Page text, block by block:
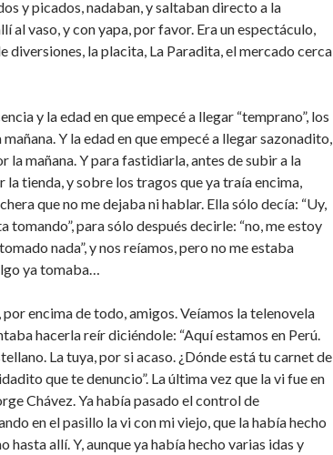
y picados, nadaban, y saltaban directo a la
al vaso, y con yapa, por favor. Era un espectáculo,
diversiones, la placita, La Paradita, el mercado cerca
y la edad en que empecé a llegar “temprano”, los
Y la edad en que empecé a llegar sazonadito,
la mañana. Y para fastidiarla, antes de subir a la
la tienda, y sobre los tragos que ya traía encima,
que no me dejaba ni hablar. Ella sólo decía: “Uy,
tomando”, para sólo después decirle: “no, me estoy
nada”, y nos reíamos, pero no me estaba
ya tomaba…
por encima de todo, amigos. Veíamos la telenovela
hacerla reír diciéndole: “Aquí estamos en Perú.
La tuya, por si acaso. ¿Dónde está tu carnet de
que te denuncio”. La última vez que la vi fue en
Chávez. Ya había pasado el control de
en el pasillo la vi con mi viejo, que la había hecho
hasta allí. Y, aunque ya había hecho varias idas y